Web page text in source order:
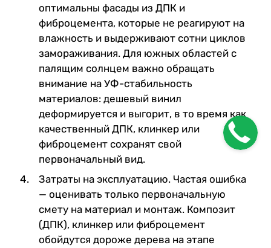
оптимальны фасады из ДПК и
фиброцемента, которые не реагируют на
влажность и выдерживают сотни циклов
замораживания. Для южных областей с
палящим солнцем важно обращать
внимание на УФ-стабильность
материалов: дешевый винил
деформируется и выгорит, в то время как
качественный ДПК, клинкер или
фиброцемент сохранят свой
первоначальный вид.
Затраты на эксплуатацию. Частая ошибка
— оценивать только первоначальную
смету на материал и монтаж. Композит
(ДПК), клинкер или фиброцемент
обойдутся дороже дерева на этапе